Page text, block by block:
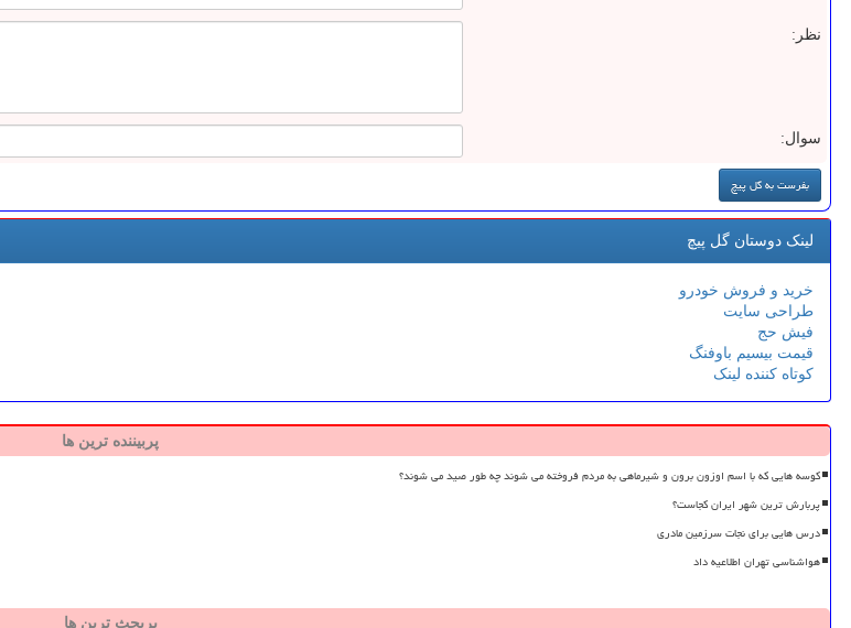
نظر:
سوال:
لینک دوستان گل پیچ
خرید و فروش خودرو
طراحی سایت
فیش حج
قیمت بیسیم باوفنگ
کوتاه کننده لینک
پربیننده ترین ها
کوسه هایی که با اسم اوزون برون و شیرماهی به مردم فروخته می شوند چه طور صید می شوند؟
پربارش ترین شهر ایران کجاست؟
درس هایی برای نجات سرزمین مادری
هواشناسی تهران اطلاعیه داد
پربحث ترین ها